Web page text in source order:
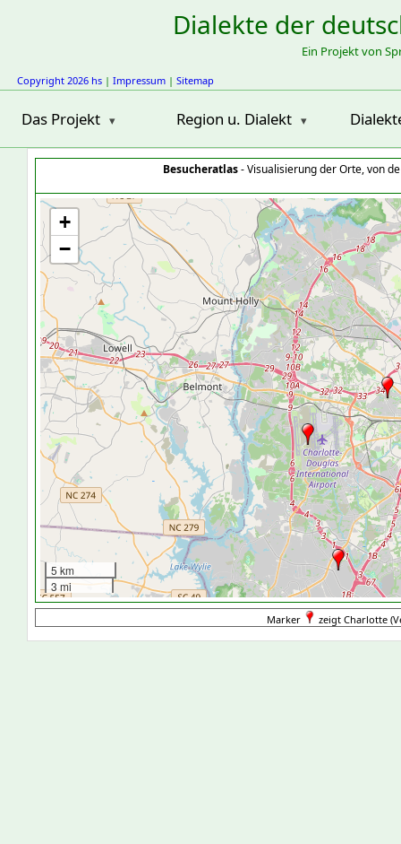
Dialekte der
Ein Projekt von
Copyright 2026 hs | Impressum | Sitemap
Das Projekt Region u. Dialekt
Besucheratlas- Visualisierung der Orte, von
+
−
5 km
3 mi
Marker zeigt Charlotte